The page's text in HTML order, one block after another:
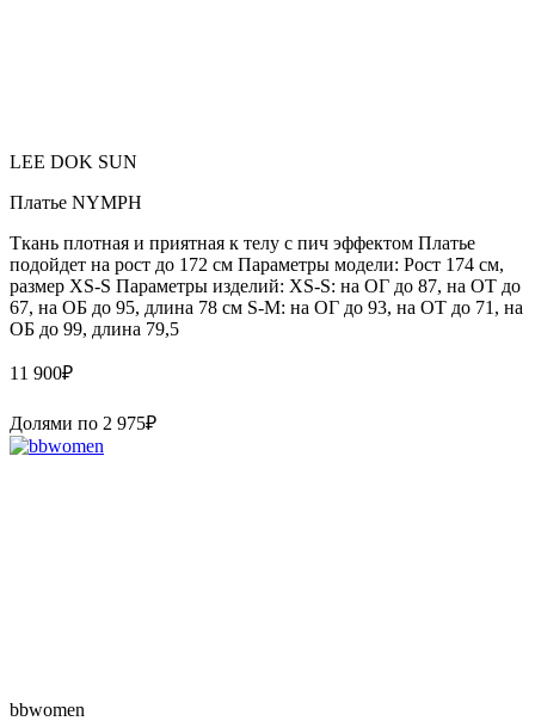
LEE DOK SUN
Платье NYMPH
Ткань плотная и приятная к телу с пич эффектом Платье
подойдет на рост до 172 см Параметры модели: Рост 174 см,
размер XS-S Параметры изделий: XS-S: на ОГ до 87, на ОТ до
67, на ОБ до 95, длина 78 см S-M: на ОГ до 93, на ОТ до 71, на
ОБ до 99, длина 79,5
11 900₽
Долями по 2 975₽
bbwomen